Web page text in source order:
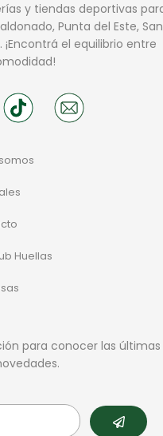
y tiendas deportivas
Punta del Este, San
el equilibrio entre
Huellas
para conocer las últimas